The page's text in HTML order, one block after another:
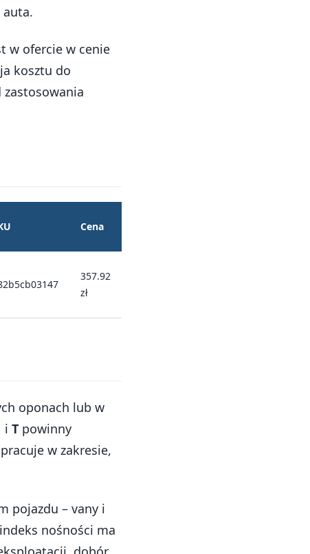
w ofercie w cenie
kosztu do
Cena
357.92
zł
oponach lub w
i T powinny
w zakresie,
pojazdu – vany i
nośności ma